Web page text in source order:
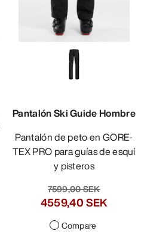
Pantalón Ski Guide Hombre
Pantalón de peto en GORE-
TEX PRO para guías de esquí
y pisteros
7599,00 SEK
4559,40 SEK
Compare